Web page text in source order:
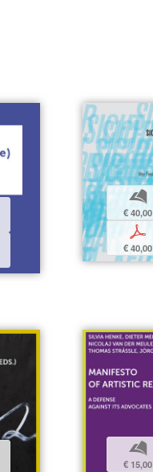
b
€ 40,00
p
€ 40,00
b
€ 15,00